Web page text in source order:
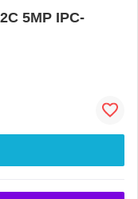
5MP IPC-